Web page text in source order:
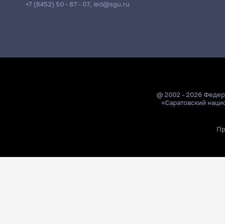
+7 (8452) 50 - 87 - 07, ied@sgu.ru
@ 2002 - 2026
«Саратовский